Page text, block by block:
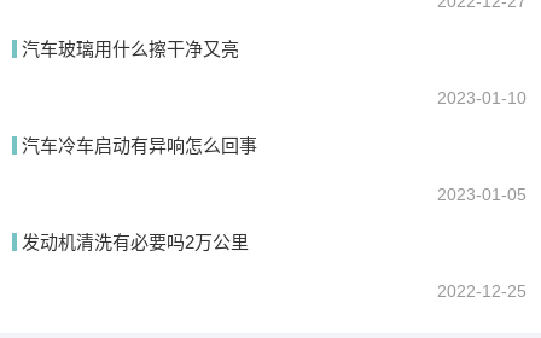
汽车玻璃用什么擦干净又亮
2023-01-10
汽车冷车启动有异响怎么回事
2023-01-05
发动机清洗有必要吗2万公里
2022-12-25